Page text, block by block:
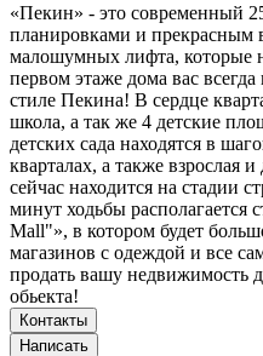
«Пекин» - это современный
планировками и
малошумных лифта, которые
первом этаже дома вас
стиле Пекина! В сердце
школа, а так же 4 детские
детских сада находятся в
кварталах, а также взрослая
сейчас находится на стадии
минут ходьбы
Mall"», в котором будет
магазинов с одеждой и все
продать вашу недвижимость
обьекта!
Контакты
Написать